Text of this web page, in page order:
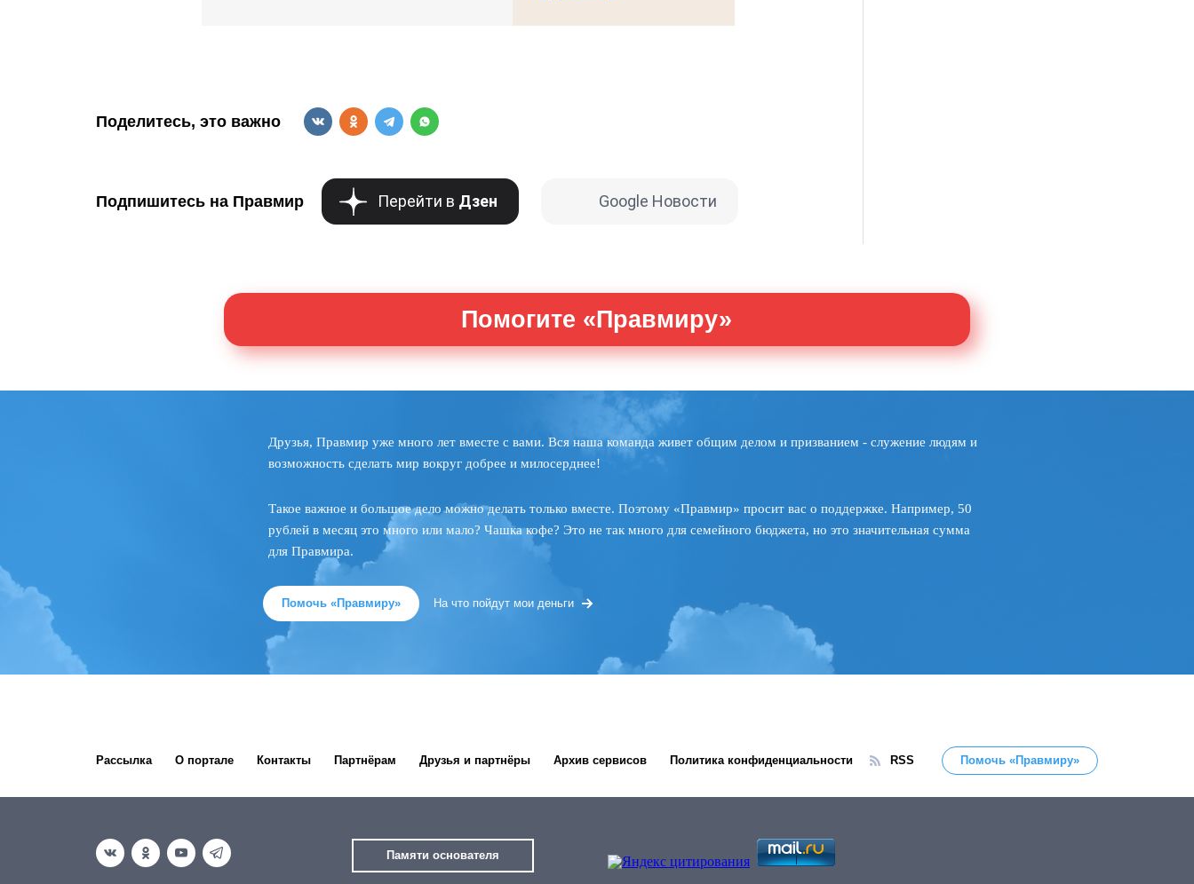
Поделитесь, это важно
Подпишитесь на Правмир Перейти в Дзен Google Новости
Помогите «Правмиру»
Друзья, Правмир уже много лет вместе с вами. Вся наша команда живет общим делом и призванием - служение людям и
возможность сделать мир вокруг добрее и милосерднее!
Такое важное и большое дело можно делать только вместе. Поэтому «Правмир» просит вас о поддержке. Например, 50
рублей в месяц это много или мало? Чашка кофе? Это не так много для семейного бюджета, но это значительная сумма
для Правмира.
Помочь «Правмиру» На что пойдут мои деньги
Рассылка О портале Контакты Партнёрам Друзья и партнёры Архив сервисов Политика конфиденциальности RSS Помочь «Правмиру»
Памяти основателя